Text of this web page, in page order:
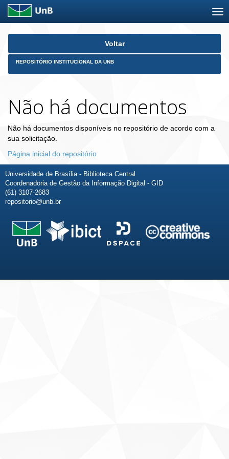
Skip
Voltar
REPOSITÓRIO INSTITUCIONAL DA UNB
Não há documentos
Não há documentos disponíveis no repositório de acordo com a
sua solicitação.
Página inicial do repositório
Universidade de Brasília - Biblioteca Central
Coordenadoria de Gestão da Informação Digital - GID
(61) 3107-2683
repositorio@unb.br